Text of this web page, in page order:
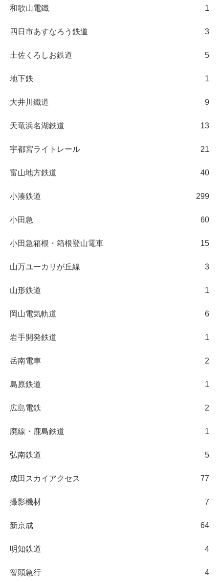
和歌山電鐵 1
四日市あすなろう鉄道 3
土佐くろしお鉄道 5
地下鉄 1
大井川鐵道 9
天竜浜名湖鉄道 13
宇都宮ライトレール 21
富山地方鉄道 40
小湊鉄道 299
小田急 60
小田急箱根・箱根登山電車 15
山万ユーカリが丘線 3
山形鉄道 1
岡山電気軌道 6
岩手開発鉄道 1
岳南電車 2
島原鉄道 1
広島電鉄 2
廃線・鹿島鉄道 1
弘南鉄道 5
成田スカイアクセス 77
撮影機材 7
新京成 64
明知鉄道 4
智頭急行 4